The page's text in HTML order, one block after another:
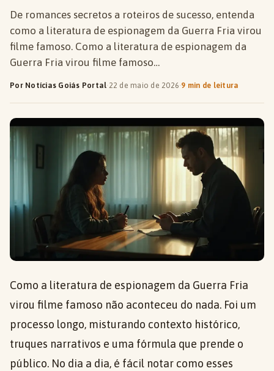
De romances secretos a roteiros de sucesso, entenda
como a literatura de espionagem da Guerra Fria virou
filme famoso. Como a literatura de espionagem da
Guerra Fria virou filme famoso…
Por Notícias Goiás Portal·22 de maio de 2026·9 min de leitura
Como a literatura de espionagem da Guerra Fria
virou filme famoso não aconteceu do nada. Foi um
processo longo, misturando contexto histórico,
truques narrativos e uma fórmula que prende o
público. No dia a dia, é fácil notar como esses